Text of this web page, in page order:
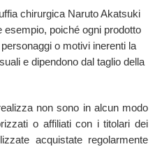
chirurgica Naruto Akatsuki
poiché ogni prodotto
o motivi inerenti la
e dipendono dal taglio della
non sono in alcun modo
o affiliati con i titolari dei
acquistate regolarmente